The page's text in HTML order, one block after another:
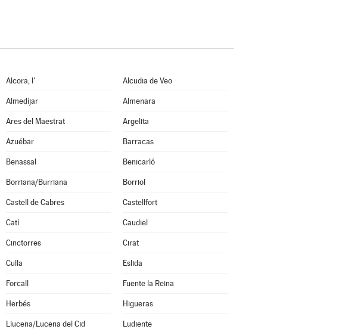
Alcora, l' Alcudia de Veo
Almedíjar Almenara
Ares del Maestrat Argelita
Azuébar Barracas
Benassal Benicarló
Borriana/Burriana Borriol
Castell de Cabres Castellfort
Catí Caudiel
Cinctorres Cirat
Culla Eslida
Forcall Fuente la Reina
Herbés Higueras
Llucena/Lucena del Cid Ludiente